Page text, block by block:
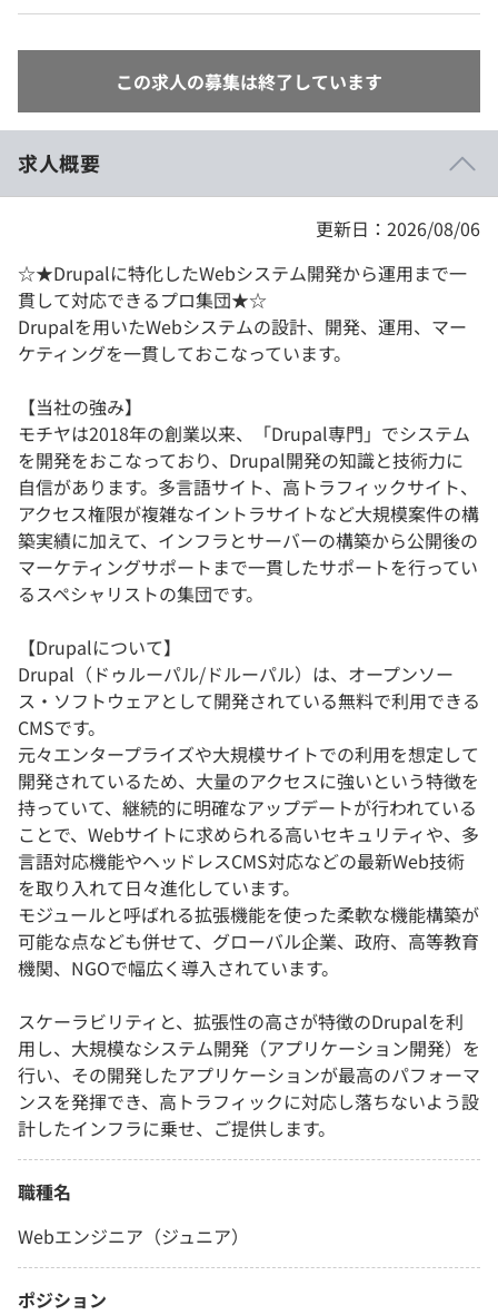
学校向けプラン
この求人の募集は終了しています
求人概要
更新日：2026/08/06
☆★Drupalに特化したWebシステム開発から運用まで一
貫して対応できるプロ集団★☆
Drupalを用いたWebシステムの設計、開発、運用、マー
ケティングを一貫しておこなっています。
【当社の強み】
モチヤは2018年の創業以来、「Drupal専門」でシステム
を開発をおこなっており、Drupal開発の知識と技術力に
自信があります。多言語サイト、高トラフィックサイト、
アクセス権限が複雑なイントラサイトなど大規模案件の構
築実績に加えて、インフラとサーバーの構築から公開後の
マーケティングサポートまで一貫したサポートを行ってい
るスペシャリストの集団です。
【Drupalについて】
Drupal（ドゥルーパル/ドルーパル）は、オープンソー
ス・ソフトウェアとして開発されている無料で利用できる
CMSです。
元々エンタープライズや大規模サイトでの利用を想定して
開発されているため、大量のアクセスに強いという特徴を
持っていて、継続的に明確なアップデートが行われている
ことで、Webサイトに求められる高いセキュリティや、多
言語対応機能やヘッドレスCMS対応などの最新Web技術
を取り入れて日々進化しています。
モジュールと呼ばれる拡張機能を使った柔軟な機能構築が
可能な点なども併せて、グローバル企業、政府、高等教育
機関、NGOで幅広く導入されています。
スケーラビリティと、拡張性の高さが特徴のDrupalを利
用し、大規模なシステム開発（アプリケーション開発）を
行い、その開発したアプリケーションが最高のパフォーマ
ンスを発揮でき、高トラフィックに対応し落ちないよう設
計したインフラに乗せ、ご提供します。
職種名
Webエンジニア（ジュニア）
ポジション